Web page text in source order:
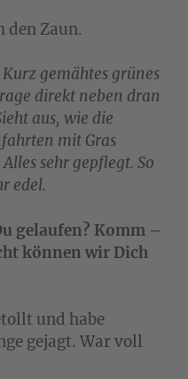
den Zaun.
gemähtes grünes
direkt neben dran
aus, wie die
mit Gras
sehr gepflegt. So
edel.
gelaufen? Komm –
können wir Dich
und habe
gejagt. War voll